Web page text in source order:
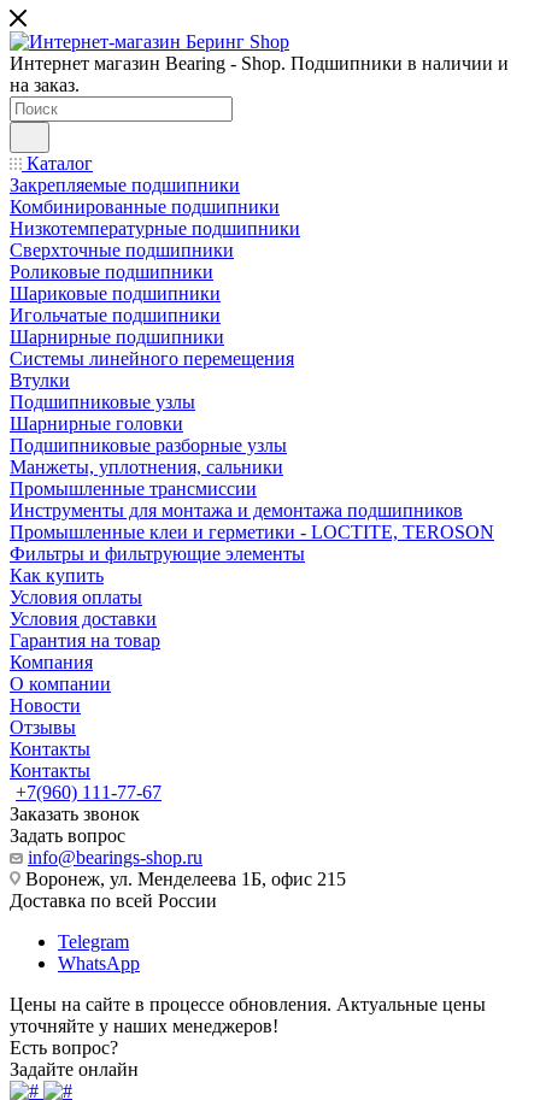
Интернет магазин Bearing - Shop. Подшипники в наличии и
на заказ.
Каталог
Закрепляемые подшипники
Комбинированные подшипники
Низкотемпературные подшипники
Сверхточные подшипники
Роликовые подшипники
Шариковые подшипники
Игольчатые подшипники
Шарнирные подшипники
Системы линейного перемещения
Втулки
Подшипниковые узлы
Шарнирные головки
Подшипниковые разборные узлы
Манжеты, уплотнения, сальники
Промышленные трансмиссии
Инструменты для монтажа и демонтажа подшипников
Промышленные клеи и герметики - LOCTITE, TEROSON
Фильтры и фильтрующие элементы
Как купить
Условия оплаты
Условия доставки
Гарантия на товар
Компания
О компании
Новости
Отзывы
Контакты
Контакты
+7(960) 111-77-67
Заказать звонок
Задать вопрос
info@bearings-shop.ru
Воронеж, ул. Менделеева 1Б, офис 215
Доставка по всей России
Telegram
WhatsApp
Цены на сайте в процессе обновления. Актуальные цены
уточняйте у наших менеджеров!
Есть вопрос?
Задайте онлайн